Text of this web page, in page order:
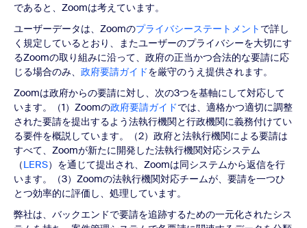
であると、Zoomは考えています。
ユーザーデータは、Zoomのプライバシーステートメント で詳し
く規定しているとおり、またユーザーのプライバシーを大切にす
るZoomの取り組みに沿って、政府の正当かつ合法的な要請に応
じる場合のみ、 政府要請ガイドを厳守のうえ提供されます。
Zoomは政府からの要請に対し、次の3つを基軸にして対応して
います。（1）Zoomの政府要請ガイドでは、適格かつ適切に調整
された要請を提出するよう法執行機関と行政機関に義務付けてい
る要件を概説しています。（2）政府と法執行機関による要請は
すべて、Zoomが新たに開発した法執行機関対応システム
（LERS）を通じて提出され、Zoomは同システムから返信を行
います。（3）Zoomの法執行機関対応チームが、要請を一つひ
とつ効率的に評価し、処理しています。
弊社は、バックエンドで要請を追跡するための一元化されたシス